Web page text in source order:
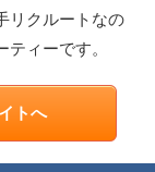
リクルートなの
ィーです。
トへ